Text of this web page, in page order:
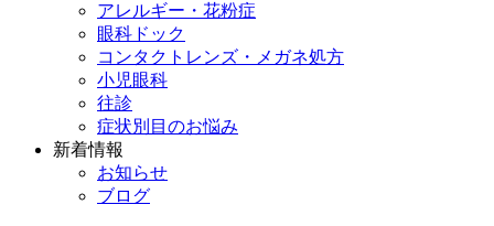
アレルギー・花粉症
眼科ドック
コンタクトレンズ・メガネ処方
小児眼科
往診
症状別目のお悩み
新着情報
お知らせ
ブログ